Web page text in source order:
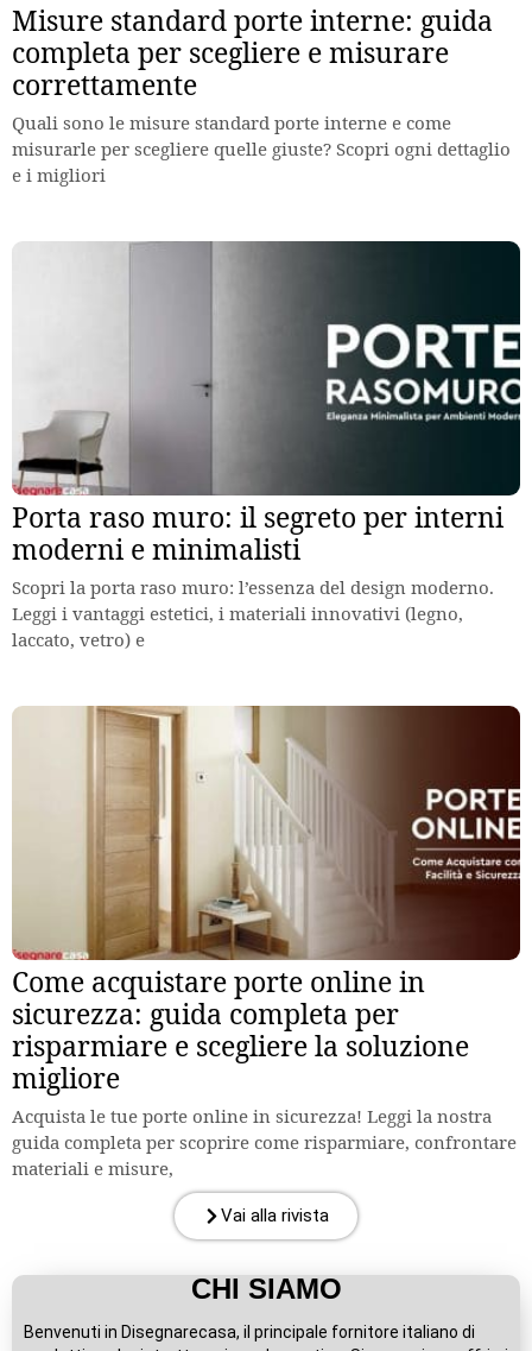
Misure standard porte interne: guida
completa per scegliere e misurare
correttamente
Quali sono le misure standard porte interne e come
misurarle per scegliere quelle giuste? Scopri ogni dettaglio
e i migliori
Porta raso muro: il segreto per interni
moderni e minimalisti
Scopri la porta raso muro: l’essenza del design moderno.
Leggi i vantaggi estetici, i materiali innovativi (legno,
laccato, vetro) e
Come acquistare porte online in
sicurezza: guida completa per
risparmiare e scegliere la soluzione
migliore
Acquista le tue porte online in sicurezza! Leggi la nostra
guida completa per scoprire come risparmiare, confrontare
materiali e misure,
Vai alla rivista
CHI SIAMO
Benvenuti in Disegnarecasa, il principale fornitore italiano di